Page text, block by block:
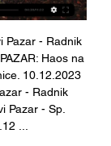
Pazar - Radnik
Haos na
10.12.2023
- Radnik
Pazar - Sp.
...